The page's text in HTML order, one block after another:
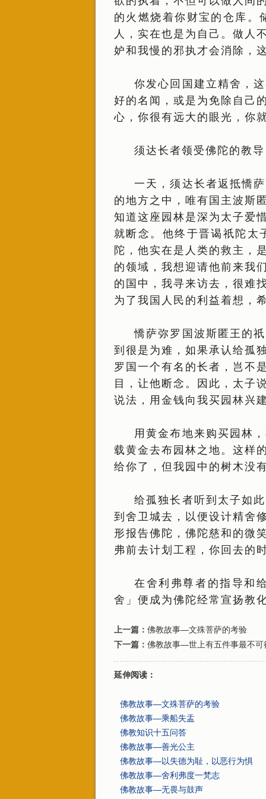
的火燃烧着你财宝的仓库。
人，实在也是为自己。做人
妒和我慢的邪执才会消除，
你发心回国建立精舍，
好的名闻，或是为免除自己
心，你很有远大的眼光，你
须达长者领受佛陀的教
一天，须达长者返抵憍
的地方之中，唯有国主波斯
知道这座园林是深为太子爱
就断念。他终于晋谒祇陀太
陀，他实在是人类的救主，
的领域，我想迎请他前来我
的国中，我寻来访去，很难
为了我国人民的利益着想，
憍萨弥罗国波斯匿王的
到很是为难，如果承认给孤
罗国一个有名的长者，岂不
目，让他断念。因此，太子
说法，用金钱向我买园林兴
用黄金布地来购买园林
载黄金去布园林之地。这样
给你了，但我园中的树木没
给孤独长者听到太子如
到舍卫城去，以便设计精舍
形报告佛陀，佛陀慈和的微
弗前去计划工程，你回去的
在舍利弗尊者的指导和
舍」便成为佛陀经常宣扬教
上一篇： 佛教故事—文殊菩萨的考验
下一篇： 佛教故事—世上有五件事最不可
延伸阅读：
佛教故事—文殊菩萨的考验
佛教故事—乘船失盂
佛教知识十五问答
佛教故事—善光公主
佛教故事—以失德为耻，以恶行为惧
佛教故事—舍利弗度一梵志
佛教故事—无畏与鼓声